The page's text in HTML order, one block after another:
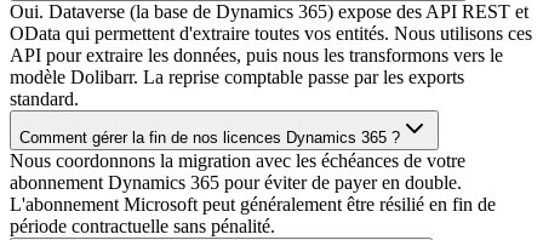
Oui. Dataverse (la base de Dynamics 365) expose des API REST et
OData qui permettent d'extraire toutes vos entités. Nous utilisons ces
API pour extraire les données, puis nous les transformons vers le
modèle Dolibarr. La reprise comptable passe par les exports
standard.
Comment gérer la fin de nos licences Dynamics 365 ?
Nous coordonnons la migration avec les échéances de votre
abonnement Dynamics 365 pour éviter de payer en double.
L'abonnement Microsoft peut généralement être résilié en fin de
période contractuelle sans pénalité.